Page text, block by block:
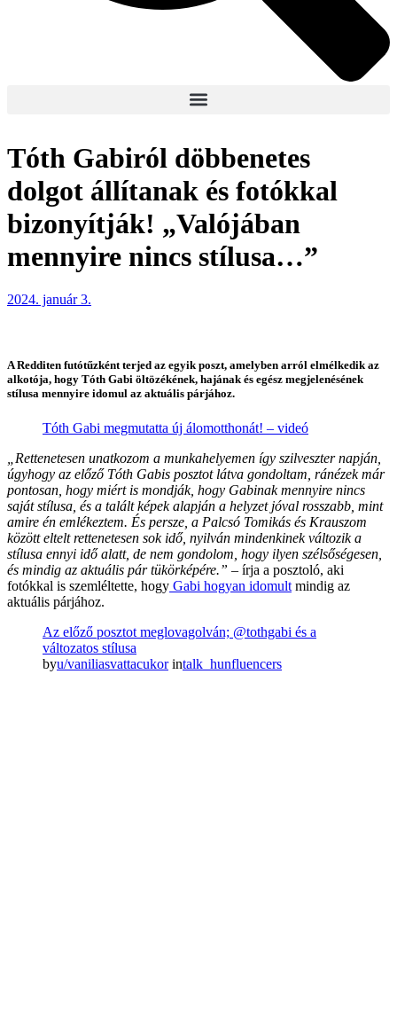
Tóth Gabiról döbbenetes
dolgot állítanak és fotókkal
bizonyítják! „Valójában
mennyire nincs stílusa…”
2024. január 3.
A Redditen futótűzként terjed az egyik poszt, amelyben arról elmélkedik az
alkotója, hogy Tóth Gabi öltözékének, hajának és egész megjelenésének
stílusa mennyire idomul az aktuális párjához.
Tóth Gabi megmutatta új álomotthonát! – videó
„Rettenetesen unatkozom a munkahelyemen így szilveszter napján,
úgyhogy az előző Tóth Gabis posztot látva gondoltam, ránézek már
pontosan, hogy miért is mondják, hogy Gabinak mennyire nincs
saját stílusa, és a talált képek alapján a helyzet jóval rosszabb, mint
amire én emlékeztem. És persze, a Palcsó Tomikás és Krauszom
között eltelt rettenetesen sok idő, nyilván mindenkinek változik a
stílusa ennyi idő alatt, de nem gondolom, hogy ilyen szélsőségesen,
és mindig az aktuális pár tükörképére.” – írja a posztoló, aki
fotókkal is szemléltette, hogy Gabi hogyan idomult mindig az
aktuális párjához.
Az előző posztot meglovagolván; @tothgabi és a
változatos stílusa
byu/vaniliasvattacukorintalk_hunfluencers